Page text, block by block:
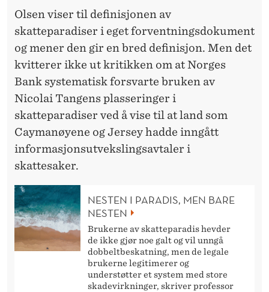
Olsen viser til definisjonen av
skatteparadiser i eget forventningsdokument
og mener den gir en bred definisjon. Men det
kvitterer ikke ut kritikken om at Norges
Bank systematisk forsvarte bruken av
Nicolai Tangens plasseringer i
skatteparadiser ved å vise til at land som
Caymanøyene og Jersey hadde inngått
informasjonsutvekslingsavtaler i
skattesaker.
NESTEN I PARADIS, MEN BARE
NESTEN
Brukerne av skatteparadis hevder
de ikke gjør noe galt og vil unngå
dobbeltbeskatning, men de legale
brukerne legitimerer og
understøtter et system med store
skadevirkninger, skriver professor